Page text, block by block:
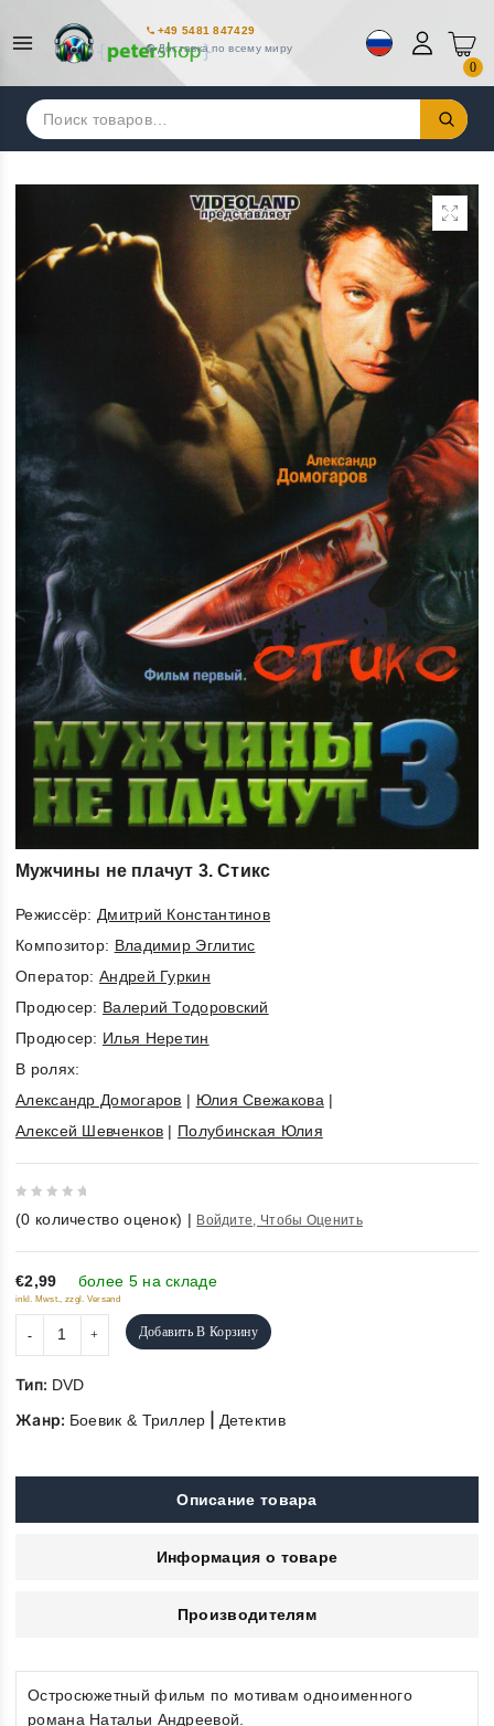
+49 5481 847429
Доставка по всему миру
0
Искать:
Мужчины не плачут 3. Стикс
Режиссёр: Дмитрий Константинов
Композитор: Владимир Эглитис
Оператор:Андрей Гуркин
Продюсер: Валерий Тодоровский
Продюсер: Илья Неретин
В ролях:
Александр Домогаров | Юлия Свежакова |
Алексей Шевченков | Полубинская Юлия
out
of
5
(0 количество оценок) | Войдите, Чтобы Оценить
€2,99 более 5 на складе
inkl. Mwst., zzgl. Versand
Добавить В Корзину
Тип: DVD
Жанр: Боевик & Триллер Детектив
Описание товара
Информация о товаре
Производителям
Остросюжетный фильм по мотивам одноименного
романа Натальи Андреевой.